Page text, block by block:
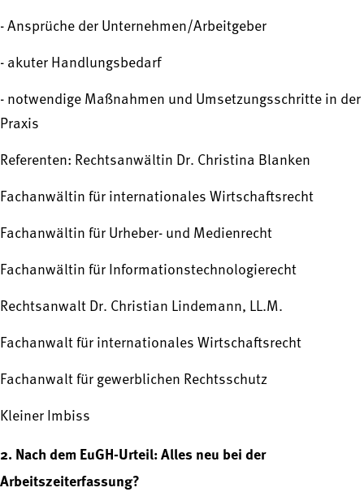
- Ansprüche der Unternehmen/Arbeitgeber
- akuter Handlungsbedarf
- notwendige Maßnahmen und Umsetzungsschritte in der
Praxis
Referenten: Rechtsanwältin Dr. Christina Blanken
Fachanwältin für internationales Wirtschaftsrecht
Fachanwältin für Urheber- und Medienrecht
Fachanwältin für Informationstechnologierecht
Rechtsanwalt Dr. Christian Lindemann, LL.M.
Fachanwalt für internationales Wirtschaftsrecht
Fachanwalt für gewerblichen Rechtsschutz
Kleiner Imbiss
2. Nach dem EuGH-Urteil: Alles neu bei der
Arbeitszeiterfassung?